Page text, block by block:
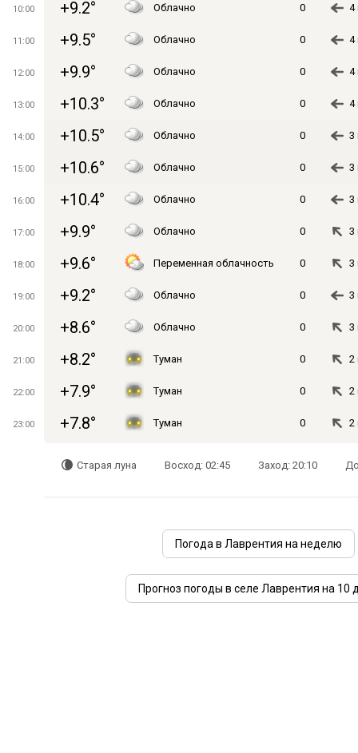
10:00 +9.2° Облачно 0 4
11:00 +9.5° Облачно 0 4
12:00 +9.9° Облачно 0 4
13:00 +10.3° Облачно 0 4
14:00 +10.5° Облачно 0 3
15:00 +10.6° Облачно 0 3
16:00 +10.4° Облачно 0 3
17:00 +9.9° Облачно 0 3
18:00 +9.6° Переменная облачность 0 3
19:00 +9.2° Облачно 0 3
20:00 +8.6° Облачно 0 3
21:00 +8.2° Туман 0 2
22:00 +7.9° Туман 0 2
23:00 +7.8° Туман 0 2
Старая луна Восход: 02:45 Заход: 20:10
Погода в Лаврентия на неделю
Прогноз погоды в селе Лаврентия на 10